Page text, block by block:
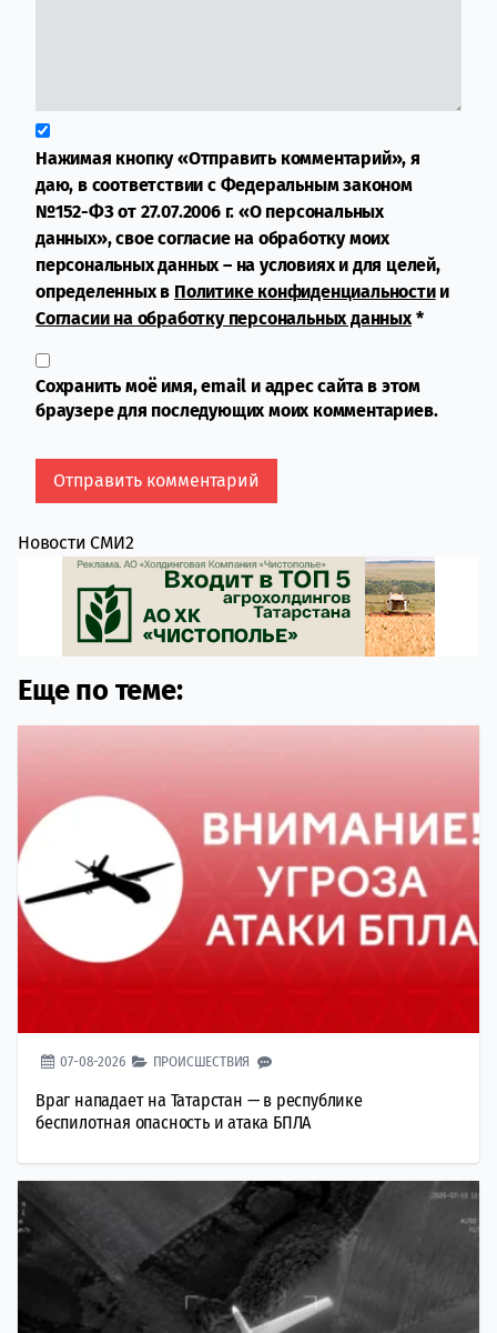
Нажимая кнопку «Отправить комментарий», я
даю, в соответствии с Федеральным законом
№152-ФЗ от 27.07.2006 г. «О персональных
данных», свое согласие на обработку моих
персональных данных – на условиях и для целей,
определенных в Политике конфиденциальностии
Согласии на обработку персональных данных*
Сохранить моё имя, email и адрес сайта в этом
браузере для последующих моих комментариев.
Новости СМИ2
Еще по теме:
07-08-2026 ПРОИСШЕСТВИЯ
Враг нападает на Татарстан — в республике
беспилотная опасность и атака БПЛА